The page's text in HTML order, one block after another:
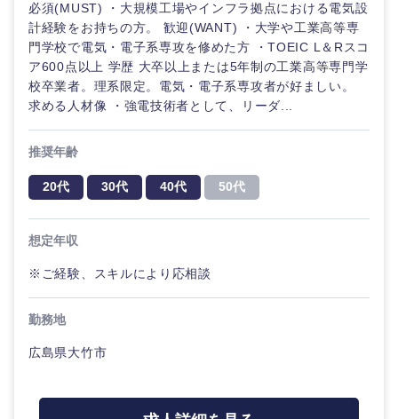
必須(MUST) ・大規模工場やインフラ拠点における電気設
計経験をお持ちの方。 歓迎(WANT) ・大学や工業高等専
門学校で電気・電子系専攻を修めた方 ・TOEIC L＆Rスコ
ア600点以上 学歴 大卒以上または5年制の工業高等専門学
校卒業者。理系限定。電気・電子系専攻者が好ましい。
求める人材像 ・強電技術者として、リーダ...
推奨年齢
20代 30代 40代 50代
想定年収
※ご経験、スキルにより応相談
勤務地
広島県大竹市